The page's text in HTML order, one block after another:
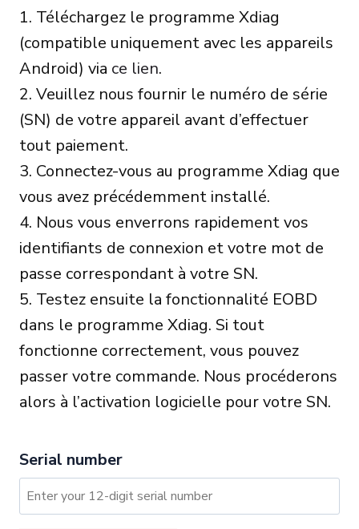
1. Téléchargez le programme Xdiag
(compatible uniquement avec les appareils
Android) via ce lien.
2. Veuillez nous fournir le numéro de série
(SN) de votre appareil avant d’effectuer
tout paiement.
3. Connectez-vous au programme Xdiag que
vous avez précédemment installé.
4. Nous vous enverrons rapidement vos
identifiants de connexion et votre mot de
passe correspondant à votre SN.
5. Testez ensuite la fonctionnalité EOBD
dans le programme Xdiag. Si tout
fonctionne correctement, vous pouvez
passer votre commande. Nous procéderons
alors à l’activation logicielle pour votre SN.
Serial number